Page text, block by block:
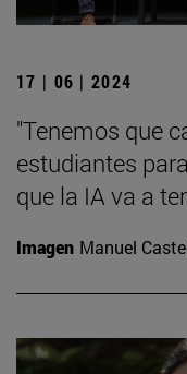
17 | 06 | 2024
"Tenemos que
estudiantes
que la IA va a
Imagen Manuel